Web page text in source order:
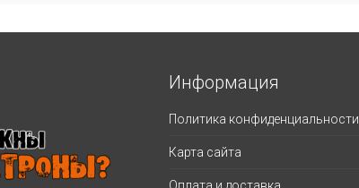
Информация
Политика конфиденциальности
Карта сайта